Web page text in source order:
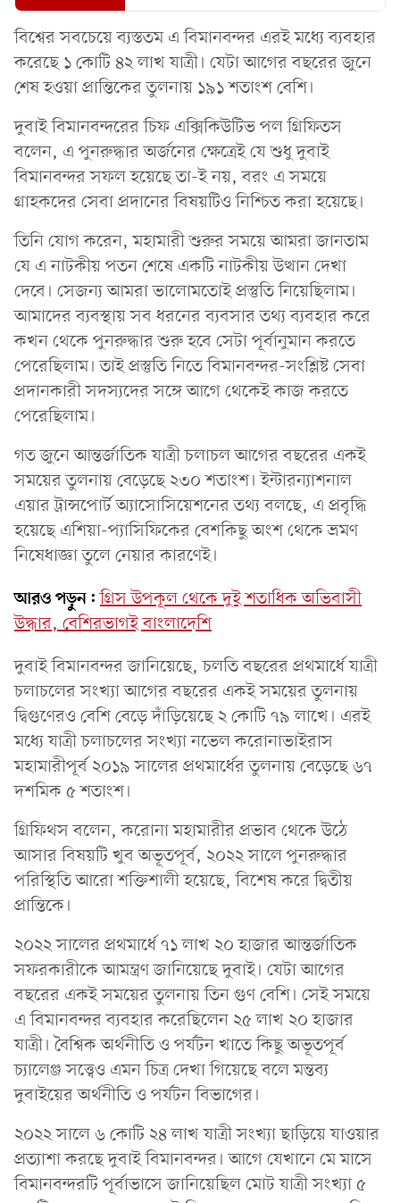
বিশ্বের সবচেয়ে ব্যস্ততম এ বিমানবন্দর এরই মধ্যে ব্যবহার
করেছে ১ কোটি ৪২ লাখ যাত্রী। যেটা আগের বছরের জুনে
শেষ হওয়া প্রান্তিকের তুলনায় ১৯১ শতাংশ বেশি।
দুবাই বিমানবন্দরের চিফ এক্সিকিউটিভ পল গ্রিফিতস
বলেন, এ পুনরুদ্ধার অর্জনের ক্ষেত্রেই যে শুধু দুবাই
বিমানবন্দর সফল হয়েছে তা-ই নয়, বরং এ সময়ে
গ্রাহকদের সেবা প্রদানের বিষয়টিও নিশ্চিত করা হয়েছে।
তিনি যোগ করেন, মহামারী শুরুর সময়ে আমরা জানতাম
যে এ নাটকীয় পতন শেষে একটি নাটকীয় উত্থান দেখা
দেবে। সেজন্য আমরা ভালোমতোই প্রস্তুতি নিয়েছিলাম।
আমাদের ব্যবস্থায় সব ধরনের ব্যবসার তথ্য ব্যবহার করে
কখন থেকে পুনরুদ্ধার শুরু হবে সেটা পূর্বানুমান করতে
পেরেছিলাম। তাই প্রস্তুতি নিতে বিমানবন্দর-সংশ্লিষ্ট সেবা
প্রদানকারী সদস্যদের সঙ্গে আগে থেকেই কাজ করতে
পেরেছিলাম।
গত জুনে আন্তর্জাতিক যাত্রী চলাচল আগের বছরের একই
সময়ের তুলনায় বেড়েছে ২৩০ শতাংশ। ইন্টারন্যাশনাল
এয়ার ট্রান্সপোর্ট অ্যাসোসিয়েশনের তথ্য বলছে, এ প্রবৃদ্ধি
হয়েছে এশিয়া-প্যাসিফিকের বেশকিছু অংশ থেকে ভ্রমণ
নিষেধাজ্ঞা তুলে নেয়ার কারণেই।
আরও পড়ুন: গ্রিস উপকূল থেকে দুই শতাধিক অভিবাসী
উদ্ধার, বেশিরভাগই বাংলাদেশি
দুবাই বিমানবন্দর জানিয়েছে, চলতি বছরের প্রথমার্ধে যাত্রী
চলাচলের সংখ্যা আগের বছরের একই সময়ের তুলনায়
দ্বিগুণেরও বেশি বেড়ে দাঁড়িয়েছে ২ কোটি ৭৯ লাখে। এরই
মধ্যে যাত্রী চলাচলের সংখ্যা নভেল করোনাভাইরাস
মহামারীপূর্ব ২০১৯ সালের প্রথমার্ধের তুলনায় বেড়েছে ৬৭
দশমিক ৫ শতাংশ।
গ্রিফিথস বলেন, করোনা মহামারীর প্রভাব থেকে উঠে
আসার বিষয়টি খুব অভূতপূর্ব, ২০২২ সালে পুনরুদ্ধার
পরিস্থিতি আরো শক্তিশালী হয়েছে, বিশেষ করে দ্বিতীয়
প্রান্তিকে।
২০২২ সালের প্রথমার্ধে ৭১ লাখ ২০ হাজার আন্তর্জাতিক
সফরকারীকে আমন্ত্রণ জানিয়েছে দুবাই। যেটা আগের
বছরের একই সময়ের তুলনায় তিন গুণ বেশি। সেই সময়ে
এ বিমানবন্দর ব্যবহার করেছিলেন ২৫ লাখ ২০ হাজার
যাত্রী। বৈশ্বিক অর্থনীতি ও পর্যটন খাতে কিছু অভূতপূর্ব
চ্যালেঞ্জ সত্ত্বেও এমন চিত্র দেখা গিয়েছে বলে মন্তব্য
দুবাইয়ের অর্থনীতি ও পর্যটন বিভাগের।
২০২২ সালে ৬ কোটি ২৪ লাখ যাত্রী সংখ্যা ছাড়িয়ে যাওয়ার
প্রত্যাশা করছে দুবাই বিমানবন্দর। আগে যেখানে মে মাসে
বিমানবন্দরটি পূর্বাভাসে জানিয়েছিল মোট যাত্রী সংখ্যা ৫